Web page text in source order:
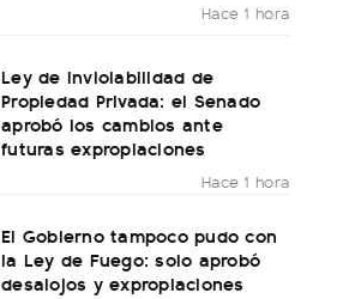
Hace 1 hora
Ley de Inviolabilidad de
Propiedad Privada: el Senado
aprobó los cambios ante
futuras expropiaciones
Hace 1 hora
El Gobierno tampoco pudo con
la Ley de Fuego: solo aprobó
desalojos y expropiaciones